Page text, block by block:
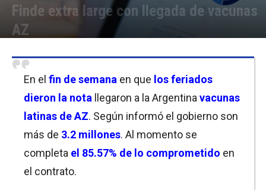
Finde extra large con llegada de vacunas
AZ
En el fin de semana en que los feriados
dieron la nota llegaron a la Argentina vacunas
latinas de AZ. Según informó el gobierno son
más de 3.2 millones. Al momento se
completa el 85.57% de lo comprometido en
el contrato.